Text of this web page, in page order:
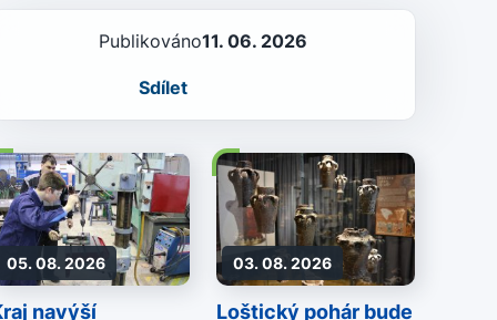
Publikováno11. 06. 2026
Sdílet
05. 08. 2026
navýší
03. 08. 2026
Loštický pohár bude